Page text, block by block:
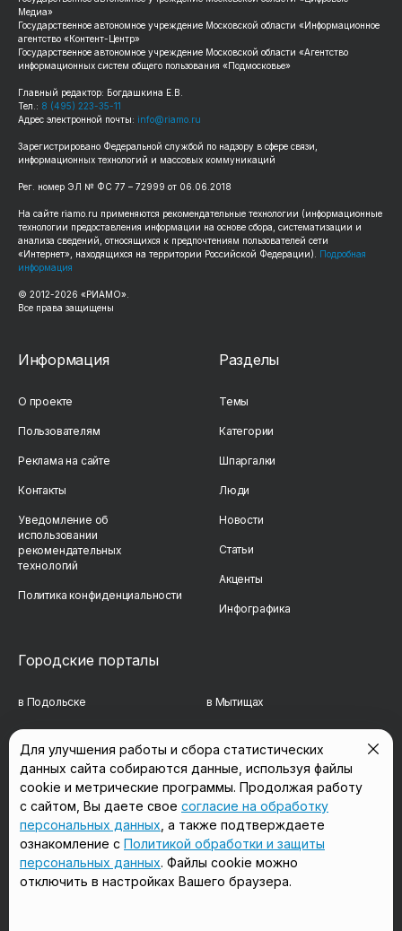
Медиа»
Государственное автономное учреждение Московской области «Информационное
агентство «Контент-Центр»
Государственное автономное учреждение Московской области «Агентство
информационных систем общего пользования «Подмосковье»
Главный редактор: Богдашкина Е.В.
Тел.: 8 (495) 223-35-11
Адрес электронной почты: info@riamo.ru
Зарегистрировано Федеральной службой по надзору в сфере связи,
информационных технологий и массовых коммуникаций
Рег. номер ЭЛ № ФС 77 – 72999 от 06.06.2018
На сайте riamo.ru применяются рекомендательные технологии (информационные
технологии предоставления информации на основе сбора, систематизации и
анализа сведений, относящихся к предпочтениям пользователей сети
«Интернет», находящихся на территории Российской Федерации). Подробная
информация
© 2012-2026 «РИАМО».
Все права защищены
Информация
О проекте
Пользователям
Реклама на сайте
Контакты
Уведомление об
использовании
рекомендательных
технологий
Политика конфиденциальности
Разделы
Темы
Категории
Шпаргалки
Люди
Новости
Статьи
Акценты
Инфографика
Городские порталы
в Подольске в Мытищах
в Сергиевом Посаде в Люберцах
в Красногорске в Королёве
в Домодедово в Щёлково
Мы в соцсетях
Для улучшения работы и сбора статистических
данных сайта собираются данные, используя файлы
cookie и метрические программы. Продолжая работу
с сайтом, Вы даете свое согласие на обработку
персональных данных , а также подтверждаете
ознакомление с Политикой обработки и защиты
персональных данных. Файлы cookie можно
отключить в настройках Вашего браузера.